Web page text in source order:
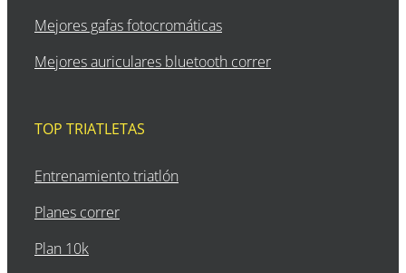
Mejores gafas fotocromáticas
Mejores auriculares bluetooth correr
TOP TRIATLETAS
Entrenamiento triatlón
Planes correr
Plan 10k